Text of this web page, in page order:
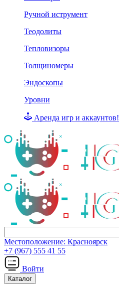
Ручной иструмент
Теодолиты
Тепловизоры
Толщиномеры
Эндоскопы
Уровни
Аренда игр и аккаунтов!
Местоположение: Красноярск
+7 (967) 555 41 55
Войти
Каталог